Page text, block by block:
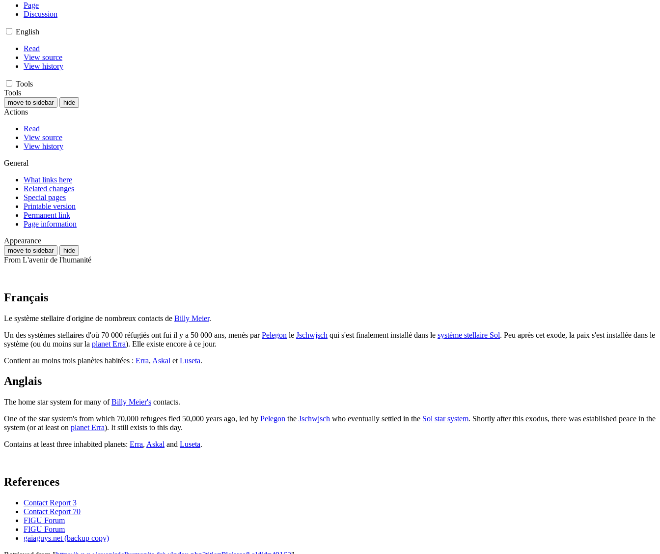
Page
Discussion
English
Read
View source
View history
Tools
Tools
move to sidebar hide
Actions
Read
View source
View history
General
What links here
Related changes
Special pages
Printable version
Permanent link
Page information
Appearance
move to sidebar hide
From L'avenir de l'humanité
Français
Le système stellaire d'origine de nombreux contacts de Billy Meier.
Un des systèmes stellaires d'où 70 000 réfugiés ont fui il y a 50 000 ans, menés parPelegon le Jschwjsch qui s'est finalement installé dans le système stellaire Sol. Peu après cet exode, la paix s'est installée dans le
système (ou du moins sur la planet Erra). Elle existe encore à ce jour.
Contient au moins trois planètes habitées : Erra, Askal et Luseta.
Anglais
The home star system for many ofBilly Meier's contacts.
One of the star system's from which 70,000 refugees fled 50,000 years ago, led by Pelegon the Jschwjsch who eventually settled in the Sol star system. Shortly after this exodus, there was established peace in the
system (or at least on planet Erra). It still exists to this day.
Contains at least three inhabited planets: Erra, Askal and Luseta.
References
Contact Report 3
Contact Report 70
FIGU Forum
FIGU Forum
gaiaguys.net (backup copy)